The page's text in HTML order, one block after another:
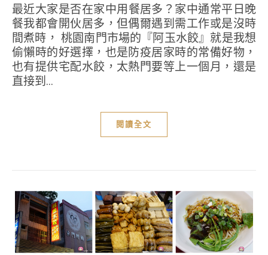
最近大家是否在家中用餐居多？家中通常平日晚
餐我都會開伙居多，但偶爾遇到需工作或是沒時
間煮時， 桃園南門市場的『阿玉水餃』就是我想
偷懶時的好選擇，也是防疫居家時的常備好物，
也有提供宅配水餃，太熱門要等上一個月，還是
直接到...
閱讀全文